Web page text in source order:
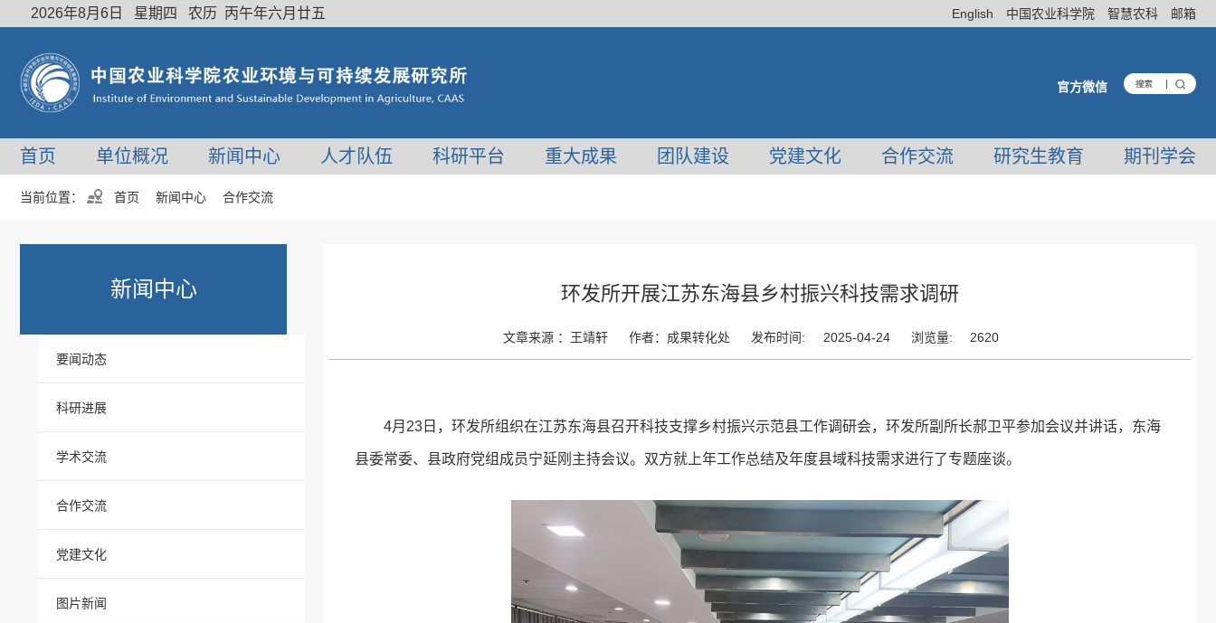
2026年8月6日 星期四 农历 丙午年六月廿五 English 中国农业科学院 智慧农科 邮箱
官方微信
首页 单位概况 新闻中心 人才队伍 科研平台 重大成果 团队建设 党建文化 合作交流 研究生教育 期刊学会
当前位置： 首页 新闻中心 合作交流
新闻中心
要闻动态
科研进展
学术交流
合作交流
党建文化
图片新闻
环发所开展江苏东海县乡村振兴科技需求调研
文章来源 ： 王靖轩 作者： 成果转化处 发布时间: 2025-04-24 浏览量: 2620
4月23日，环发所组织在江苏东海县召开科技支撑乡村振兴示范县工作调研会，环发所副所长郝卫平参加会议并讲话，东海
县委常委、县政府党组成员宁延刚主持会议。双方就上年工作总结及年度县域科技需求进行了专题座谈。